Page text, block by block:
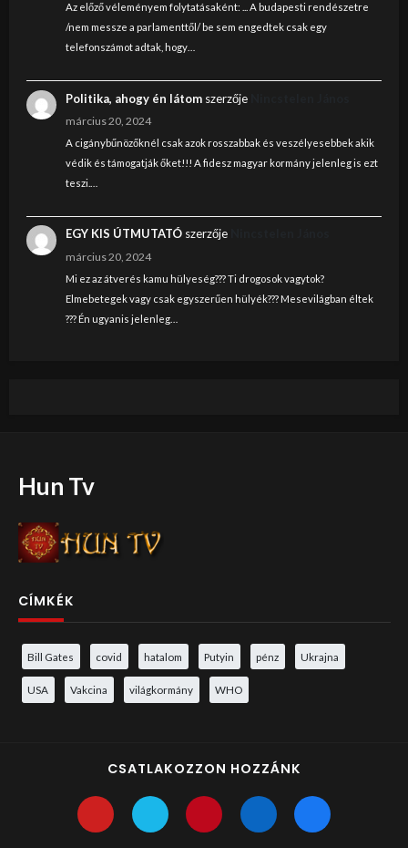
Az előző véleményem folytatásaként: ... A budapesti rendészetre
/nem messze a parlamenttől/ be sem engedtek csak egy
telefonszámot adtak, hogy…
Politika, ahogy én látomszerzője
március 20, 2024
A cigánybűnözőknél csak azok rosszabbak és veszélyesebbek akik
védik és támogatják őket!!! A fidesz magyar kormány jelenleg is ezt
teszi.…
EGY KIS ÚTMUTATÓszerzője
március 20, 2024
Mi ez az átverés kamu hülyeség??? Ti drogosok vagytok?
Elmebetegek vagy csak egyszerűen hülyék??? Mesevilágban éltek
??? Én ugyanis jelenleg…
Hun Tv
CÍMKÉK
Bill Gates covid hatalom Putyin pénz Ukrajna
USA Vakcina világkormány WHO
CSATLAKOZZON HOZZÁNK